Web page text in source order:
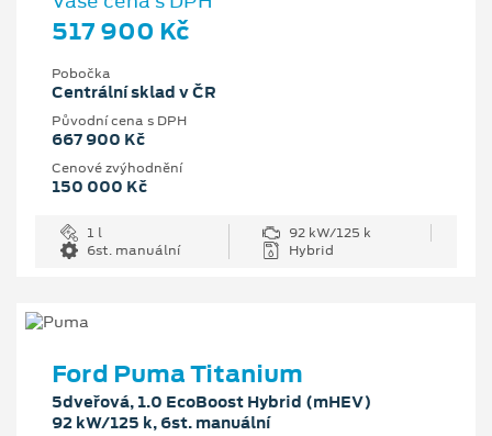
517 900 Kč
Pobočka
Centrální sklad v ČR
Původní cena s DPH
667 900 Kč
Cenové zvýhodnění
150 000 Kč
1 l
92 kW/125 k
6st. manuální
Hybrid
Ford Puma Titanium
5dveřová, 1.0 EcoBoost Hybrid (mHEV)
92 kW/125 k, 6st. manuální